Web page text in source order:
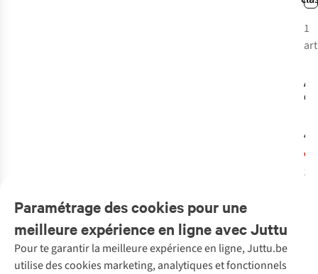
1
1
Paramétrage des cookies pour une
meilleure expérience en ligne avec Juttu
Pour te garantir la meilleure expérience en ligne, Juttu.be
utilise des cookies marketing, analytiques et fonctionnels
Service client